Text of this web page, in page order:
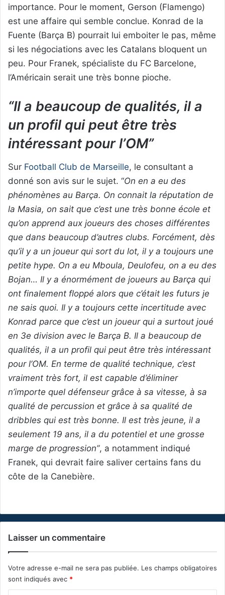
importance. Pour le moment, Gerson (Flamengo)
est une affaire qui semble conclue. Konrad de la
Fuente (Barça B) pourrait lui emboiter le pas, même
si les négociations avec les Catalans bloquent un
peu. Pour Franek, spécialiste du FC Barcelone,
l’Américain serait une très bonne pioche.
“Il a beaucoup de qualités, il a
un profil qui peut être très
intéressant pour l’OM”
Sur Football Club de Marseille, le consultant a
donné son avis sur le sujet. “On en a eu des
phénomènes au Barça. On connait la réputation de
la Masia, on sait que c’est une très bonne école et
qu’on apprend aux joueurs des choses différentes
que dans beaucoup d’autres clubs. Forcément, dès
qu’il y a un joueur qui sort du lot, il y a toujours une
petite hype. On a eu Mboula, Deulofeu, on a eu des
Bojan… Il y a énormément de joueurs au Barça qui
ont finalement floppé alors que c’était les futurs je
ne sais quoi. Il y a toujours cette incertitude avec
Konrad parce que c’est un joueur qui a surtout joué
en 3e division avec le Barça B. Il a beaucoup de
qualités, il a un profil qui peut être très intéressant
pour l’OM. En terme de qualité technique, c’est
vraiment très fort, il est capable d’éliminer
n’importe quel défenseur grâce à sa vitesse, à sa
qualité de percussion et grâce à sa qualité de
dribbles qui est très bonne. Il est très jeune, il a
seulement 19 ans, il a du potentiel et une grosse
marge de progression”, a notamment indiqué
Franek, qui devrait faire saliver certains fans du
côte de la Canebière.
Laisser un commentaire
Votre adresse e-mail ne sera pas publiée. Les champs obligatoires
sont indiqués avec *